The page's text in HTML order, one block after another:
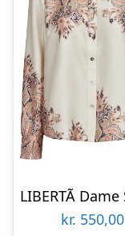
kr. 550,00